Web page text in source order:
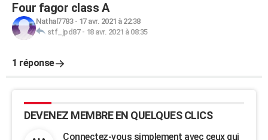
Four fagor class A
Nathal7783- 17 avr. 2021 à 22:38
stf_jpd87- 18 avr. 2021 à 08:35
1 réponse
DEVENEZ MEMBRE EN QUELQUES CLICS
Connectez-vous simplement avec ceux qui